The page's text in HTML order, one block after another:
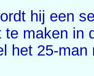
hij een
te maken in
het 25-